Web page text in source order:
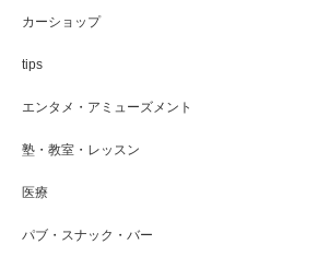
カーショップ
tips
エンタメ・アミューズメント
塾・教室・レッスン
医療
パブ・スナック・バー